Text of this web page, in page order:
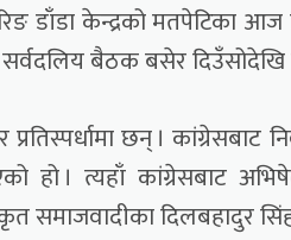
डाँडा केन्द्रको मतपेटिका आज
बैठक बसेर दिउँसोदेखि
छन् । कांग्रेसबाट
हो । त्यहाँ कांग्रेसबाट
समाजवादीका दिलबहादुर